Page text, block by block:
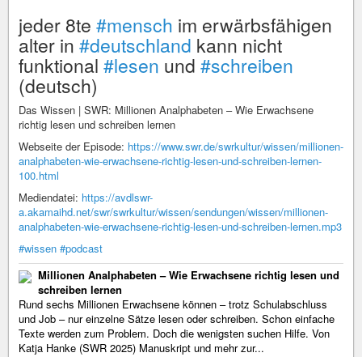
jeder 8te #mensch im erwärbsfähigen
alter in #deutschland kann nicht
funktional #lesen und #schreiben
(deutsch)
Das Wissen | SWR: Millionen Analphabeten – Wie Erwachsene
richtig lesen und schreiben lernen
Webseite der Episode: https://www.swr.de/swrkultur/wissen/millionen-
analphabeten-wie-erwachsene-richtig-lesen-und-schreiben-lernen-
100.html
Mediendatei: https://avdlswr-
a.akamaihd.net/swr/swrkultur/wissen/sendungen/wissen/millionen-
analphabeten-wie-erwachsene-richtig-lesen-und-schreiben-lernen.mp3
#wissen #podcast
Millionen Analphabeten – Wie Erwachsene richtig lesen und
schreiben lernen
Rund sechs Millionen Erwachsene können – trotz Schulabschluss
und Job – nur einzelne Sätze lesen oder schreiben. Schon einfache
Texte werden zum Problem. Doch die wenigsten suchen Hilfe. Von
Katja Hanke (SWR 2025) Manuskript und mehr zur...